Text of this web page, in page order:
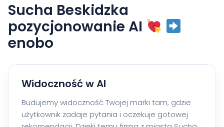
Sucha Beskidzka
pozycjonowanie AI
enobo
Widoczność w AI
Budujemy widoczność Twojej marki tam, gdzie
użytkownik zadaje pytania i oczekuje gotowej